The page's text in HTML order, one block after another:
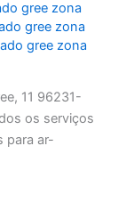
gree zona
gree zona
gree zona
11 96231-
os serviços
para ar-